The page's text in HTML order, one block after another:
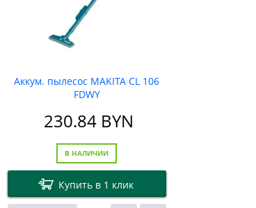
Аккум. пылесос MAKITA CL 106
FDWY
230.84BYN
В НАЛИЧИИ
Купить в 1 клик